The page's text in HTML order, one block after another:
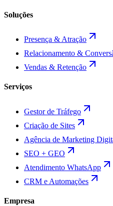
Soluções
Presença & Atração
Relacionamento &
Vendas & Retenção
Serviços
Gestor de Tráfego
Criação de Sites
Agência de Marketing
SEO + GEO
Atendimento WhatsApp
CRM e Automações
Empresa